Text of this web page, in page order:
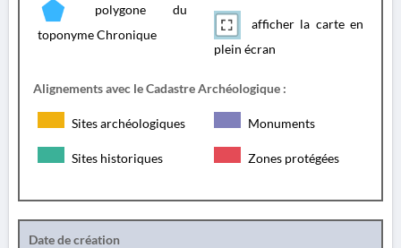
polygone du
toponyme Chronique
afficher la carte en
plein écran
Alignements avec le Cadastre Archéologique :
Sites archéologiques Monuments
Sites historiques Zones protégées
Date de création